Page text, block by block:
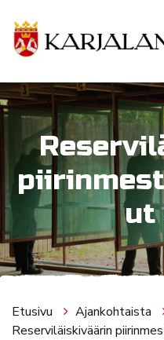
ut
Etusivu Ajankohtaista
Reserviläiskiväärin